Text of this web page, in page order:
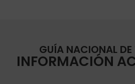
GUÍA NACIONAL DE
INFORMACIÓN